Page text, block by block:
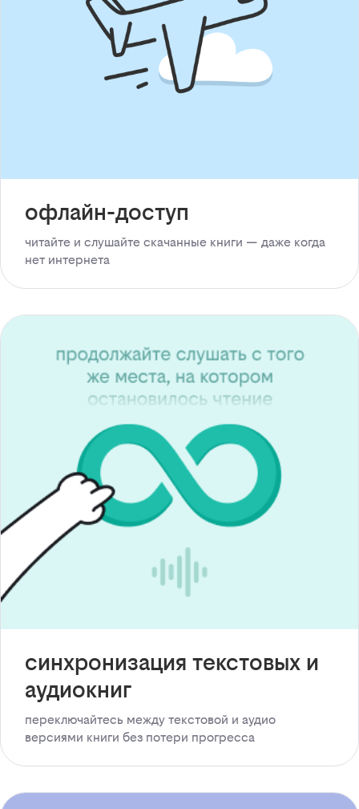
офлайн-доступ
читайте и слушайте скачанные книги — даже когда
нет интернета
синхронизация текстовых и
аудиокниг
переключайтесь между текстовой и аудио
версиями книги без потери прогресса